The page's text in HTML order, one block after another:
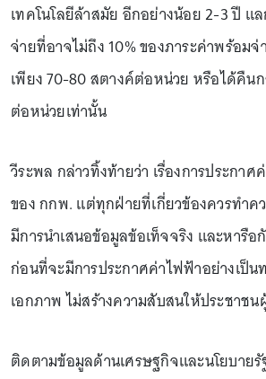
เทคโนโลยีล้าสมัย อีกอย่างน้อย 2-3 ปี แ
จ่ายที่อาจไม่ถึง 10% ของภาระค่าพร้อม
เพียง 70-80 สตางค์ต่อหน่วย หรือได้คืน
ต่อหน่วยเท่านั้น
วีระพล กล่าวทิ้งท้ายว่า เรื่องการประกา
ของ กกพ. แต่ทุกฝ่ายที่เกี่ยวข้องควรทำคว
มีการนำเสนอข้อมูลข้อเท็จจริง และหารื
ก่อนที่จะมีการประกาศค่าไฟฟ้าอย่างเป็น
เอกภาพ ไม่สร้างความสับสนให้ประชาช
ติดตามข้อมูลด้านเศรษฐกิจและนโยบาย